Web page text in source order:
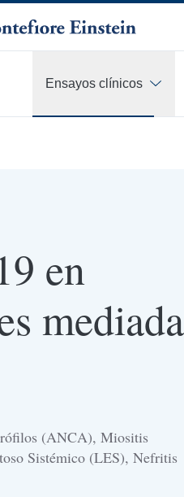
Ensayos clínicos
en
(ANCA), Miositis
Sistémico (LES), Nefritis